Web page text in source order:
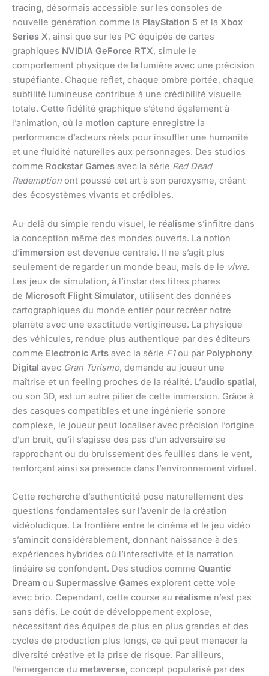
tracing, désormais accessible sur les consoles de
nouvelle génération comme la PlayStation 5 et la Xbox
Series X, ainsi que sur les PC équipés de cartes
graphiques NVIDIA GeForce RTX, simule le
comportement physique de la lumière avec une précision
stupéfiante. Chaque reflet, chaque ombre portée, chaque
subtilité lumineuse contribue à une crédibilité visuelle
totale. Cette fidélité graphique s’étend également à
l’animation, où la motion capture enregistre la
performance d’acteurs réels pour insuffler une humanité
et une fluidité naturelles aux personnages. Des studios
comme Rockstar Games avec la série Red Dead
Redemption ont poussé cet art à son paroxysme, créant
des écosystèmes vivants et crédibles.
Au-delà du simple rendu visuel, le réalisme s’infiltre dans
la conception même des mondes ouverts. La notion
d’immersion est devenue centrale. Il ne s’agit plus
seulement de regarder un monde beau, mais de le vivre.
Les jeux de simulation, à l’instar des titres phares
de Microsoft Flight Simulator, utilisent des données
cartographiques du monde entier pour recréer notre
planète avec une exactitude vertigineuse. La physique
des véhicules, rendue plus authentique par des éditeurs
comme Electronic Arts avec la série F1ou par Polyphony
Digital avec Gran Turismo, demande au joueur une
maîtrise et un feeling proches de la réalité. L’audio spatial,
ou son 3D, est un autre pilier de cette immersion. Grâce à
des casques compatibles et une ingénierie sonore
complexe, le joueur peut localiser avec précision l’origine
d’un bruit, qu’il s’agisse des pas d’un adversaire se
rapprochant ou du bruissement des feuilles dans le vent,
renforçant ainsi sa présence dans l’environnement virtuel.
Cette recherche d’authenticité pose naturellement des
questions fondamentales sur l’avenir de la création
vidéoludique. La frontière entre le cinéma et le jeu vidéo
s’amincit considérablement, donnant naissance à des
expériences hybrides où l’interactivité et la narration
linéaire se confondent. Des studios comme Quantic
Dream ou Supermassive Games explorent cette voie
avec brio. Cependant, cette course au réalisme n’est pas
sans défis. Le coût de développement explose,
nécessitant des équipes de plus en plus grandes et des
cycles de production plus longs, ce qui peut menacer la
diversité créative et la prise de risque. Par ailleurs,
l’émergence du metaverse, concept popularisé par des